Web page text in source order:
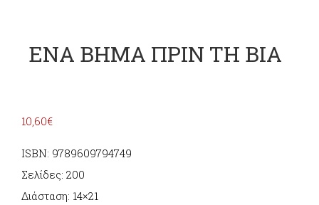
ΕΝΑ ΒΗΜΑ ΠΡΙΝ ΤΗ ΒΙΑ
10,60€
ISBN: 9789609794749
Σελίδες: 200
Διάσταση: 14×21